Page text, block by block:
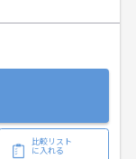
比較リスト
に入れる